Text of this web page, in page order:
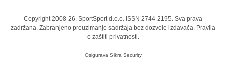
Copyright 2008-26. SportSport d.o.o. ISSN 2744-2195. Sva prava
zadržana. Zabranjeno preuzimanje sadržaja bez dozvole izdavača. Pravila
o zaštiti privatnosti.
Osigurava Sikra Security